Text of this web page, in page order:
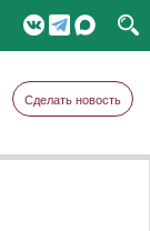
Сделать новость